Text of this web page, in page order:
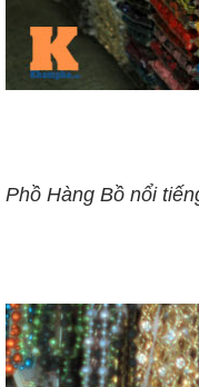
Phồ Hàng Bồ nổi